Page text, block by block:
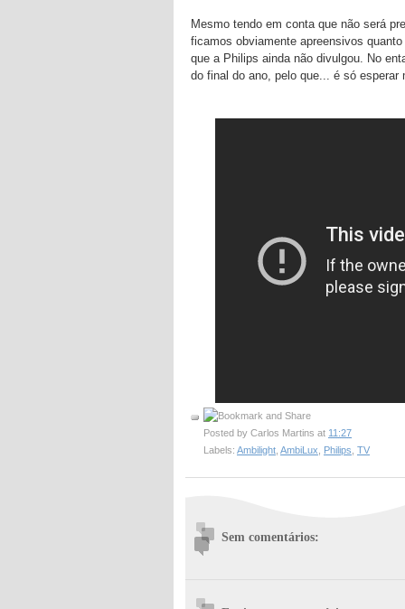
Mesmo tendo em conta que não será
ficamos obviamente apreensivos
que a Philips ainda não divulgou. No
do final do ano, pelo que... é só esperar
Posted by Carlos Martins at 11:27
Labels: Ambilight, AmbiLux, Philips, TV
Sem comentários: